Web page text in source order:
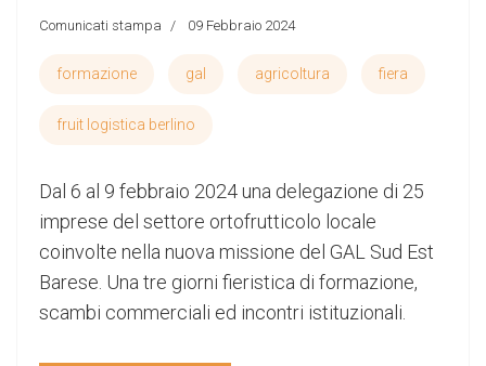
Comunicati stampa 09 Febbraio 2024
formazione gal agricoltura fiera
fruit logistica berlino
Dal 6 al 9 febbraio 2024 una delegazione di 25
imprese del settore ortofrutticolo locale
coinvolte nella nuova missione del GAL Sud Est
Barese. Una tre giorni fieristica di formazione,
scambi commerciali ed incontri istituzionali.